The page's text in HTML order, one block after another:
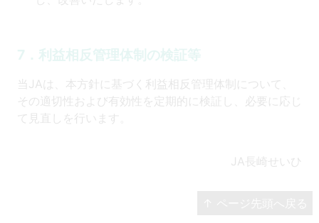
7．利益相反管理体制の検証等
当JAは、本方針に基づく利益相反管理体制について、
その適切性および有効性を定期的に検証し、必要に応じ
て見直しを行います。
JA長崎せいひ